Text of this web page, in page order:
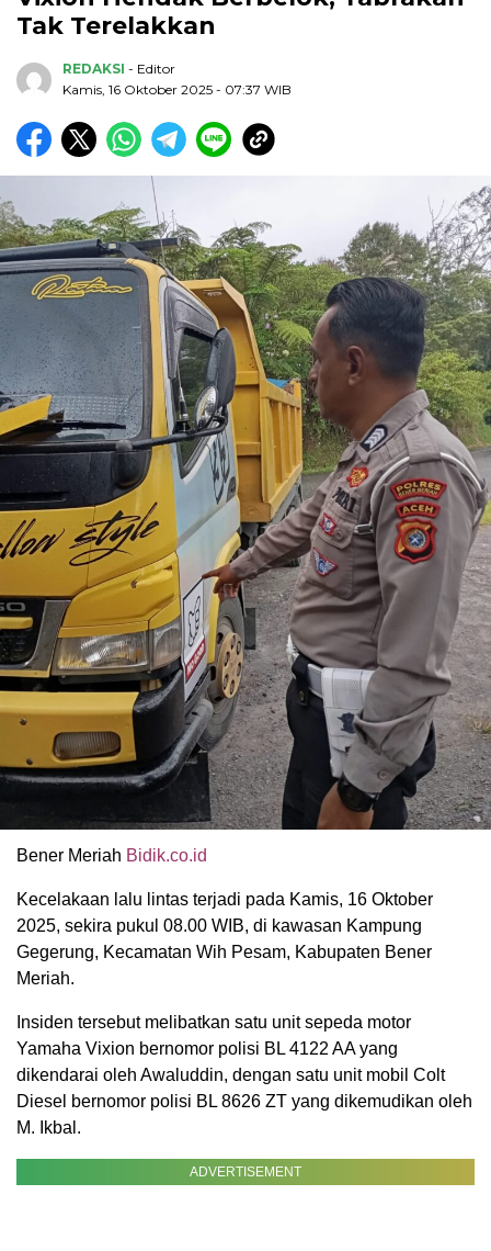
Tak Terelakkan
REDAKSI - Editor
Kamis, 16 Oktober 2025 - 07:37 WIB
Bener Meriah Bidik.co.id
Kecelakaan lalu lintas terjadi pada Kamis, 16 Oktober
2025, sekira pukul 08.00 WIB, di kawasan Kampung
Gegerung, Kecamatan Wih Pesam, Kabupaten Bener
Meriah.
Insiden tersebut melibatkan satu unit sepeda motor
Yamaha Vixion bernomor polisi BL 4122 AA yang
dikendarai oleh Awaluddin, dengan satu unit mobil Colt
Diesel bernomor polisi BL 8626 ZT yang dikemudikan oleh
M. Ikbal.
ADVERTISEMENT